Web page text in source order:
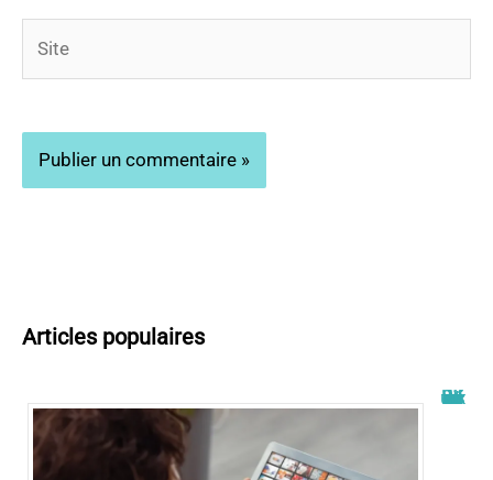
Articles populaires
Wiflix nouvelle adresse : découvrez les dernières informations